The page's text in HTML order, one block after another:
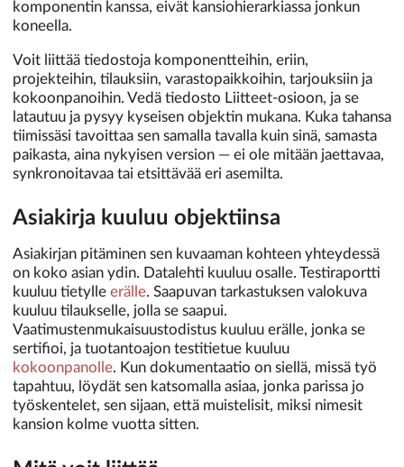
komponentin kanssa, eivät kansiohierarkiassa jonkun
koneella.
Voit liittää tiedostoja komponentteihin, eriin,
projekteihin, tilauksiin, varastopaikkoihin, tarjouksiin ja
kokoonpanoihin. Vedä tiedosto Liitteet-osioon, ja se
latautuu ja pysyy kyseisen objektin mukana. Kuka tahansa
tiimissäsi tavoittaa sen samalla tavalla kuin sinä, samasta
paikasta, aina nykyisen version — ei ole mitään jaettavaa,
synkronoitavaa tai etsittävää eri asemilta.
Asiakirja kuuluu objektiinsa
Asiakirjan pitäminen sen kuvaaman kohteen yhteydessä
on koko asian ydin. Datalehti kuuluu osalle. Testiraportti
kuuluu tietylle erälle. Saapuvan tarkastuksen valokuva
kuuluu tilaukselle, jolla se saapui.
Vaatimustenmukaisuustodistus kuuluu erälle, jonka se
sertifioi, ja tuotantoajon testitietue kuuluu
kokoonpanolle. Kun dokumentaatio on siellä, missä työ
tapahtuu, löydät sen katsomalla asiaa, jonka parissa jo
työskentelet, sen sijaan, että muistelisit, miksi nimesit
kansion kolme vuotta sitten.